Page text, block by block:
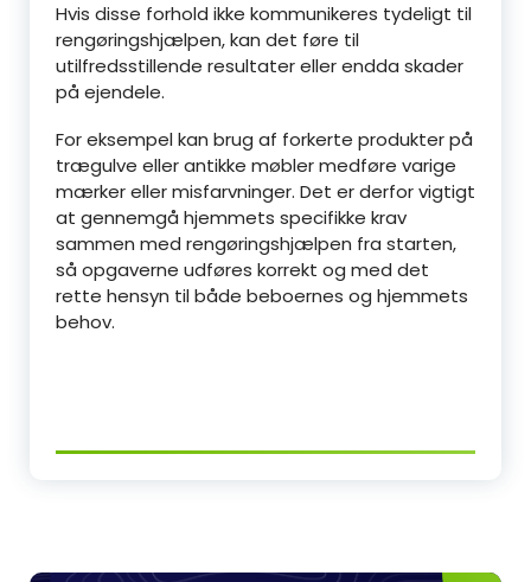
Hvis disse forhold ikke kommunikeres tydeligt til
rengøringshjælpen, kan det føre til
utilfredsstillende resultater eller endda skader
på ejendele.
For eksempel kan brug af forkerte produkter på
trægulve eller antikke møbler medføre varige
mærker eller misfarvninger. Det er derfor vigtigt
at gennemgå hjemmets specifikke krav
sammen med rengøringshjælpen fra starten,
så opgaverne udføres korrekt og med det
rette hensyn til både beboernes og hjemmets
behov.